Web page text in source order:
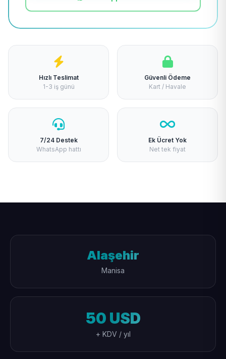
Hızlı Teslimat
1-3 iş günü
Güvenli Ödeme
Kart / Havale
7/24 Destek
WhatsApp hattı
Ek Ücret Yok
Net tek fiyat
Alaşehir
Manisa
50 USD
+ KDV / yıl